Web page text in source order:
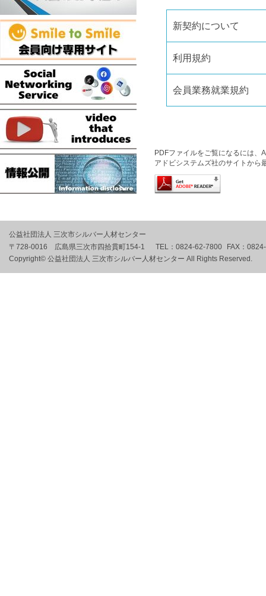
新契約について
利用規約
会員業務就業規約
PDFファイルをご覧になるには、
アドビシステムズ社のサイトから
公益社団法人 三次市シルバー人材センター
〒728-0016 広島県三次市四拾貫町154-1
TEL： 0824-62-7800 FAX：
Copyright© 公益社団法人 三次市シルバー人材センター All Rights Reserved.